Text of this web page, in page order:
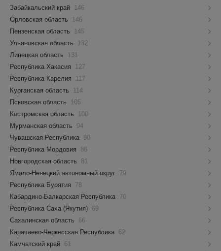
Забайкальский край
146
Орловская область
146
Пензенская область
145
Ульяновская область
132
Липецкая область
131
Республика Хакасия
127
Республика Карелия
117
Курганская область
114
Псковская область
105
Костромская область
100
Мурманская область
94
Чувашская Республика 90
Республика Мордовия
86
Новгородская область
81
Ямало-Ненецкий автономный округ 79
Республика Бурятия
78
Кабардино-Балкарская Республика 70
Республика Саха (Якутия) 69
Сахалинская область
66
Карачаево-Черкесская Республика 62
Камчатский край 61